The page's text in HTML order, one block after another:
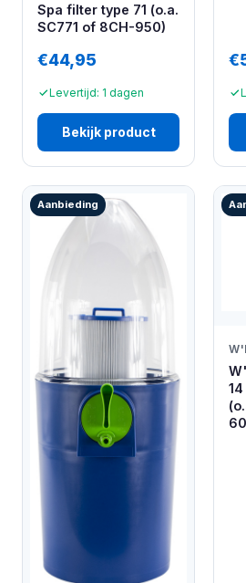
Spa filter type 71 (o.a.
SC771 of 8CH-950)
€44,95
Levertijd: 1 dagen
Bekijk product
Aanbieding